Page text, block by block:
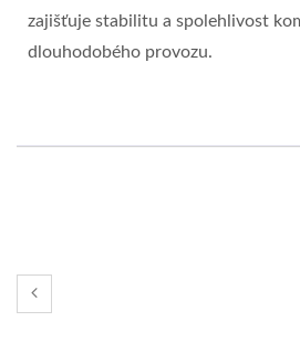
zajišťuje stabilitu a spolehlivost
dlouhodobého provozu.